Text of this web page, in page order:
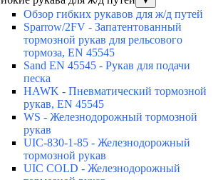
Обзор гибких рукавов для ж/д путей
Sparrow/2FV - Запатентованный
тормозной рукав для рельсового
тормоза, EN 45545
Sand EN 45545 - Рукав для подачи
песка
HAWK - Пневматический тормозной
рукав, EN 45545
WS - Железнодорожный тормозной
рукав
UIC-830-1-85 - Железнодорожный
тормозной рукав
UIC COLD - Железнодорожный